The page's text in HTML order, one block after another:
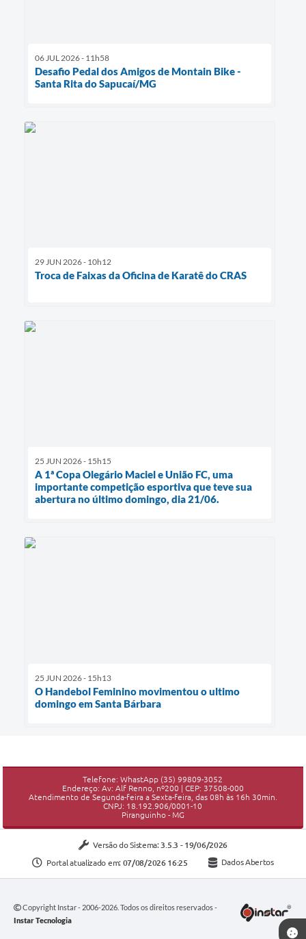
06 JUL 2026 - 11h58
Desafio Pedal dos Amigos de Montain Bike -
Santa Rita do Sapucaí/MG
29 JUN 2026 - 10h12
Troca de Faixas da Oficina de Karatê do CRAS
25 JUN 2026 - 15h15
A 1ª Copa Olegário Maciel e União FC, uma
importante competição esportiva que teve sua
abertura no último domingo, dia 21/06.
25 JUN 2026 - 15h13
O Handebol Feminino movimentou o ultimo
domingo em Santa Bárbara
Telefone: WhastApp (35) 99809-3052
Endereço: Av: Alf Renno, nº200 | CEP: 37508-000
Atendimento de Segunda-feira a Sexta-feira, das 08h às 16h 30min.
CNPJ: 18.192.906/0001-10
Piranguinho - MG
Versão do Sistema: 3.5.3 - 19/06/2026
Portal atualizado em: 07/08/2026 16:25 Dados Abertos
Copyright Instar - 2006-2026. Todos os direitos reservados -
Instar Tecnologia